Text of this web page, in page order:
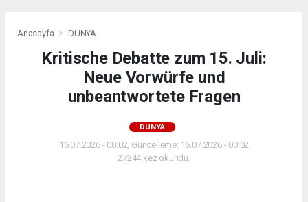
Anasayfa DÜNYA
Kritische Debatte zum 15. Juli:
Neue Vorwürfe und
unbeantwortete Fragen
DÜNYA
16.07.2026 - 00:02, Güncelleme: 16.07.2026 - 00:02
27244 kez okundu.